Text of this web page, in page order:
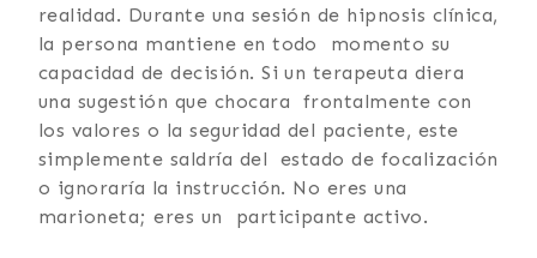
realidad. Durante una sesión de hipnosis clínica,
la persona mantiene en todo momento su
capacidad de decisión. Si un terapeuta diera
una sugestión que chocara frontalmente con
los valores o la seguridad del paciente, este
simplemente saldría del estado de focalización
o ignoraría la instrucción. No eres una
marioneta; eres un participante activo.